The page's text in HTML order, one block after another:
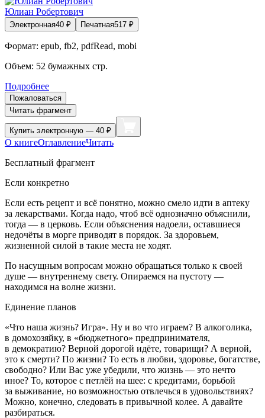
Юлиан Робертович
Электронная40 ₽ Печатная517 ₽
Формат: epub, fb2, pdfRead, mobi
Объем: 52 бумажных стр.
Подробнее
Пожаловаться
Читать фрагмент
Купить электронную — 40 ₽
О книгеОглавлениеЧитать
Бесплатный фрагмент
Если конкретно
Если есть рецепт и всё понятно, можно смело идти в аптеку
за лекарствами. Когда надо, чтоб всё однозначно объяснили,
тогда — в церковь. Если объяснения надоели, оставшиеся
недочёты в морге приводят в порядок. За здоровьем,
жизненной силой в такие места не ходят.
По насущным вопросам можно обращаться только к своей
душе — внутреннему свету. Опираемся на пустоту —
находимся на волне жизни.
Единение планов
«Что наша жизнь? Игра». Ну и во что играем? В алкоголика,
в домохозяйку, в «бюджетного» предпринимателя,
в демократию? Верной дорогой идёте, товарищи? А верной,
это к смерти? По жизни? То есть в любви, здоровье, богатстве,
свободно? Или Вас уже убедили, что жизнь — это нечто
иное? То, которое с петлёй на шее: с кредитами, борьбой
за выживание, но возможностью отвлечься в удовольствиях?
Можно, конечно, следовать в привычной колее. А давайте
разбираться.